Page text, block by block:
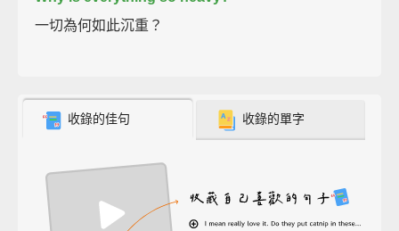
一切為何如此沉重？
收錄的佳句 收錄的單字